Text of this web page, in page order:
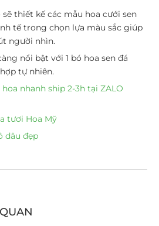
thiết kế các mẫu hoa cưới sen
tế trong chọn lựa màu sắc giúp
người nhìn.
nổi bật với 1 bó hoa sen đá
tự nhiên.
nhanh ship 2-3h tại ZALO
tươi Hoa Mỹ
dâu đẹp